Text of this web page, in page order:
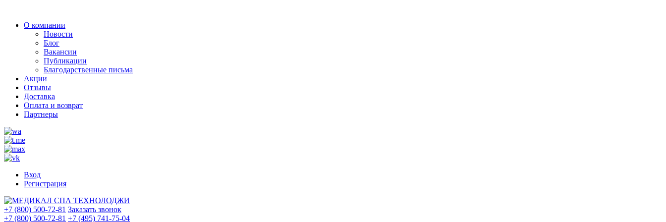
О компании
Новости
Блог
Вакансии
Публикации
Благодарственные письма
Акции
Отзывы
Доставка
Оплата и возврат
Партнеры
Вход
Регистрация
+7 (800) 500-72-81 Заказать звонок
+7 (800) 500-72-81 +7 (495) 741-75-04